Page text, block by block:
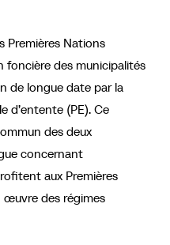
Premières Nations
foncière des municipalités
de longue date par la
d’entente (PE). Ce
des deux
concernant
aux Premières
œuvre des régimes